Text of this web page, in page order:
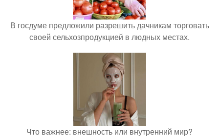
В госдуме предложили разрешить дачникам торговать
своей сельхозпродукцией в людных местах.
Что важнее: внешность или внутренний мир?